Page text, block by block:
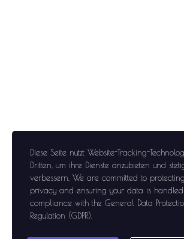
Diese Seite nutzt Website-Tracking-
Dritten, um ihre Dienste anzubieten und
verbessern . We are committed to
privacy and ensuring your data is
compliance with the General Data
Regulation (GDPR)